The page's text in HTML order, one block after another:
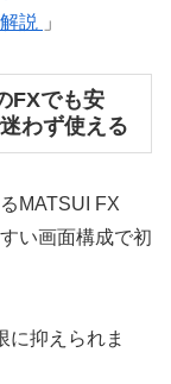
説
」
FXでも安
わず使える
MATSUI FX
い画面構成で初
に抑えられま